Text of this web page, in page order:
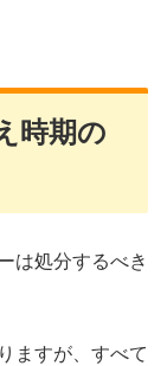
時期の
は処分するべき
ますが、すべて